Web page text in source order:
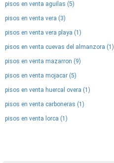
pisos en venta aguilas (5)
pisos en venta vera (3)
pisos en venta vera playa (1)
pisos en venta cuevas del almanzora (1)
pisos en venta mazarron (9)
pisos en venta mojacar (5)
pisos en venta huercal overa (1)
pisos en venta carboneras (1)
pisos en venta lorca (1)